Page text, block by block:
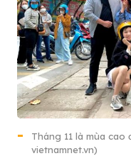
Tháng 11 là mùa cao
vietnamnet.vn)